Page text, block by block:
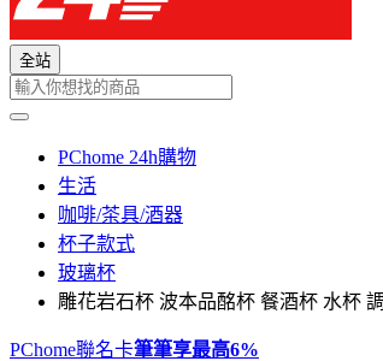
全站
PChome 24h購物
生活
咖啡/茶具/酒器
杯子款式
玻璃杯
雕花岩石杯 波本品酩杯 餐酒杯 水杯
PChome聯名卡筆筆享最高6%